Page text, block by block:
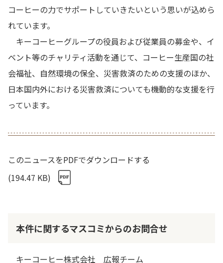
コーヒーの力でサポートしていきたいという思いが込めら
れています。
キーコーヒーグループの役員および従業員の募金や、イ
ベント等のチャリティ活動を通じて、コーヒー生産国の社
会福祉、自然環境の保全、災害救済のための支援のほか、
日本国内外における災害救済についても機動的な支援を行
っています。
このニュースをPDFでダウンロードする
(194.47 KB)
本件に関するマスコミからのお問合せ
キーコーヒー株式会社 広報チーム